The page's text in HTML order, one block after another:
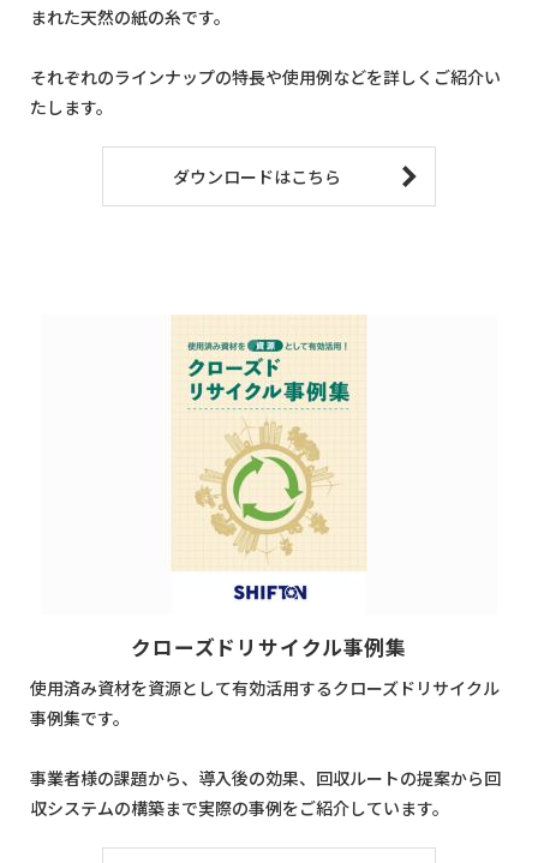
まれた天然の紙の糸です。
それぞれのラインナップの特長や使用例などを詳しくご紹介い
たします。
ダウンロードはこちら
クローズドリサイクル事例集
使用済み資材を資源として有効活用するクローズドリサイクル
事例集です。
事業者様の課題から、導入後の効果、回収ルートの提案から回
収システムの構築まで実際の事例をご紹介しています。